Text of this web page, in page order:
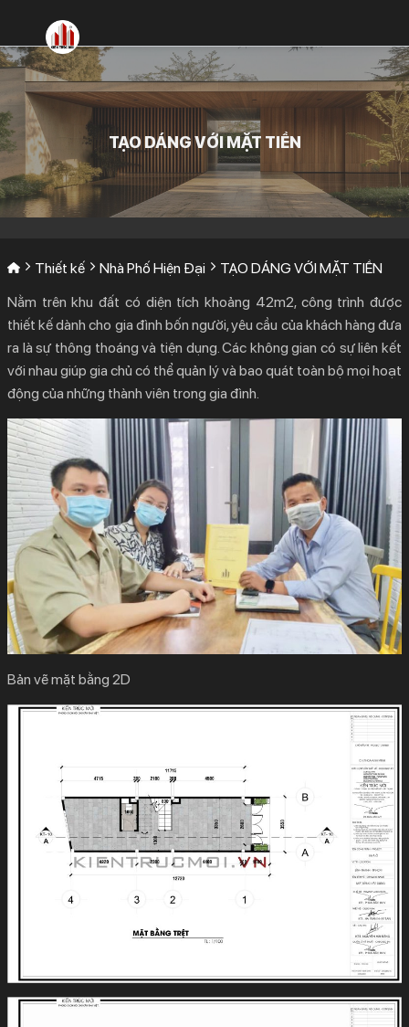
nội
dung
TẠO DÁNG VỚI MẶT TIỀN
Thiết kế Nhà Phố Hiện Đại
TẠO DÁNG VỚI MẶT TIỀN
Nằm trên khu đất có diện tích khoảng 42m2, công trình được
thiết kế dành cho gia đình bốn người, yêu cầu của khách hàng đưa
ra là sự thông thoáng và tiện dụng. Các không gian có sự liên kết
với nhau giúp gia chủ có thể quản lý và bao quát toàn bộ mọi hoạt
động của những thành viên trong gia đình.
Bản vẽ mặt bằng 2D